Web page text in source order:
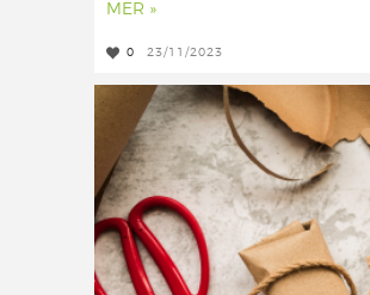
MER »
0 23/11/2023